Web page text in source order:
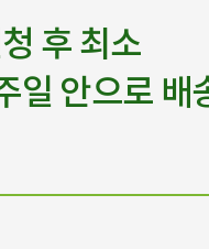
후 최소
일 안으로 배